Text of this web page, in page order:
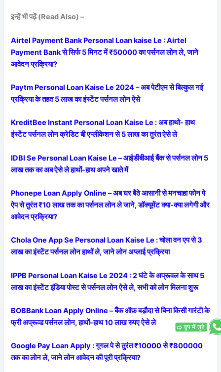
इन्हें भी पढ़ें (Read Also) –
Airtel Payment Bank Personal Loan kaise Le : Airtel
Payment Bank से सिर्फ 5 मिनट में ₹50000 का पर्सनल लोन ले, जाने
आवेदन प्रक्रिया?
Paytm Personal Loan Kaise Le 2024 – अब पेटीएम से बिल्कुल नई
प्रक्रिया के तहत 5 लाख का इंस्टेंट पर्सनल लोन ऐसे
KreditBee Instant Personal Loan Kaise Le : अब हाथो- हाथ
इंस्टेंट पर्सनल लोन क्रेडिट बी एप्लीकेशन से 5 लाख का तुरंत ऐसे ले
IDBI Se Personal Loan Kaise Le – आईडीबीआई बैंक से पर्सनल लोन 5
लाख तक का अब ऐसे ले हाथों-हाथ अपने खाते में
Phonepe Loan Apply Online – अब घर बैठे आसानी से मनचाहा फोन पे
ऐप से तुरंत ₹10 लाख तक का पर्सनल लोन ले जाने, डॉक्यूमेंट क्या-क्या लगेगी और
आवेदन प्रक्रिया?
Chola One App Se Personal Loan Kaise Le : चोला वन एप से 3
लाख का इंस्टेंट पर्सनल लोन हाथों ले, जाने लोन अप्लाई प्रक्रिया
IPPB Personal Loan Kaise Le 2024 : 2 घंटे के अप्रूवल के साथ 5
लाख का इंस्टेंट इंडिया पोस्ट से पर्सनल लोन ऐसे ले, सभी को लोन मिलना शुरू
BOBBank Loan Apply Online – बैंक ऑफ़ बड़ौदा से बिना किसी गारंटी के
फ्री अप्रूव्ड पर्सनल लोन, हाथों-हाथ 10 लाख रुपए ऐसे ले
Google Pay Loan Apply : गूगल पे से तुरंत ₹10000 से ₹800000
तक का लोन ले, जाने लोन आवेदन की पूरी प्रक्रिया?